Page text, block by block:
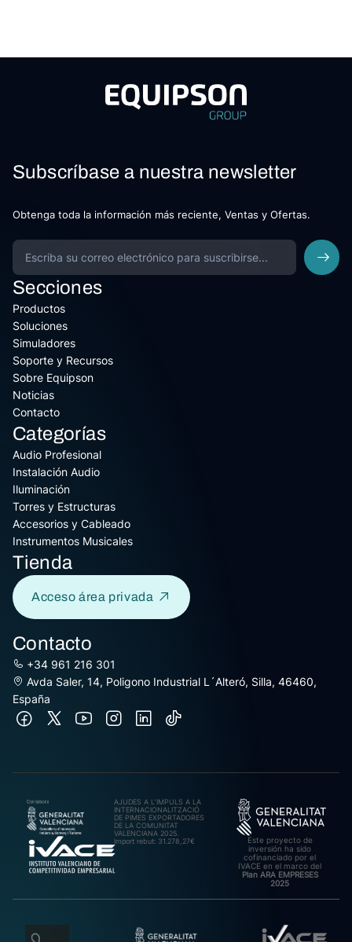
Subscríbase a nuestra newsletter
Obtenga toda la información más reciente, Ventas y Ofertas.
Secciones
Productos
Soluciones
Simuladores
Soporte y Recursos
Sobre Equipson
Noticias
Contacto
Categorías
Audio Profesional
Instalación Audio
Iluminación
Torres y Estructuras
Accesorios y Cableado
Instrumentos Musicales
Tienda
Acceso área privada
Contacto
+34 961 216 301
Avda Saler, 14, Poligono Industrial L´Alteró, Silla, 46460,
España
AJUDES A L’IMPULS A LA
INTERNACIONALITZACIÓ
DE PIMES EXPORTADORES
DE LA COMUNITAT
VALENCIANA 2025.
Import rebut: 31.278,27€
Este proyecto de
inversión ha sido
cofinanciado por el
IVACE en el marco del
Plan ARA EMPRESES
2025